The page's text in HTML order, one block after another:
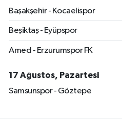
Başakşehir - Kocaelispor
Beşiktaş - Eyüpspor
Amed - Erzurumspor FK
17 Ağustos, Pazartesi
Samsunspor - Göztepe